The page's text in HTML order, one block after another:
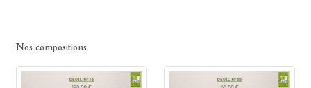
Nos compositions